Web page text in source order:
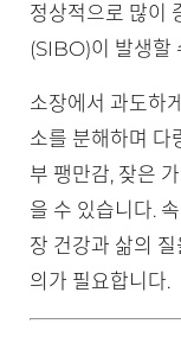
정상적으로 많이
(SIBO)이 발생할
소장에서 과도하
소를 분해하며 다
부 팽만감, 잦은
을 수 있습니다.
장 건강과 삶의
의가 필요합니다.